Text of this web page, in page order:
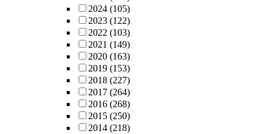
2024 (105)
2023 (122)
2022 (103)
2021 (149)
2020 (163)
2019 (153)
2018 (227)
2017 (264)
2016 (268)
2015 (250)
2014 (218)